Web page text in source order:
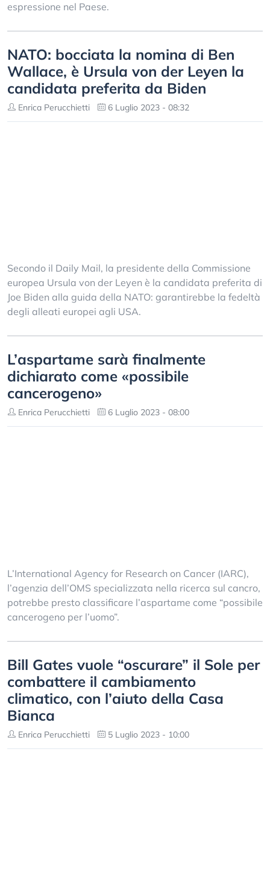
espressione nel Paese.
NATO: bocciata la nomina di Ben
Wallace, è Ursula von der Leyen la
candidata preferita da Biden
Enrica Perucchietti 6 Luglio 2023 - 08:32
Secondo il Daily Mail, la presidente della Commissione
europea Ursula von der Leyen è la candidata preferita di
Joe Biden alla guida della NATO: garantirebbe la fedeltà
degli alleati europei agli USA.
L’aspartame sarà finalmente
dichiarato come «possibile
cancerogeno»
Enrica Perucchietti 6 Luglio 2023 - 08:00
L’International Agency for Research on Cancer (IARC),
l’agenzia dell’OMS specializzata nella ricerca sul cancro,
potrebbe presto classificare l’aspartame come “possibile
cancerogeno per l’uomo”.
Bill Gates vuole “oscurare” il Sole per
combattere il cambiamento
climatico, con l’aiuto della Casa
Bianca
Enrica Perucchietti 5 Luglio 2023 - 10:00